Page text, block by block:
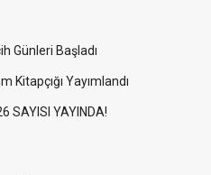
Günleri Başladı
Kitapçığı Yayımlandı
SAYISI YAYINDA!